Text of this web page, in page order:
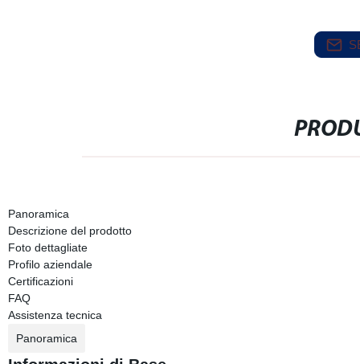
Panoramica
Descrizione del prodotto
Foto dettagliate
Profilo aziendale
Certificazioni
FAQ
Assistenza tecnica
Panoramica